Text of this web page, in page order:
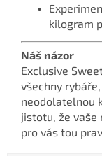
kilogram
Náš názor
Exclusive
všechny
neodolatelnou
jistotu, že vaše
pro vás tou